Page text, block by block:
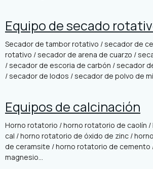
Equipo de secado
Secador de tambor rotativo / secador de
rotativo / secador de arena de cuarzo /
/ secador de escoria de carbón / secador
/ secador de lodos / secador de polvo de
Equipos de calcinación
Horno rotatorio / horno rotatorio de caolín
cal / horno rotatorio de óxido de zinc /
de ceramsite / horno rotatorio de
magnesio...